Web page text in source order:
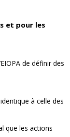
et pour les
de définir des
à celle des
que les actions